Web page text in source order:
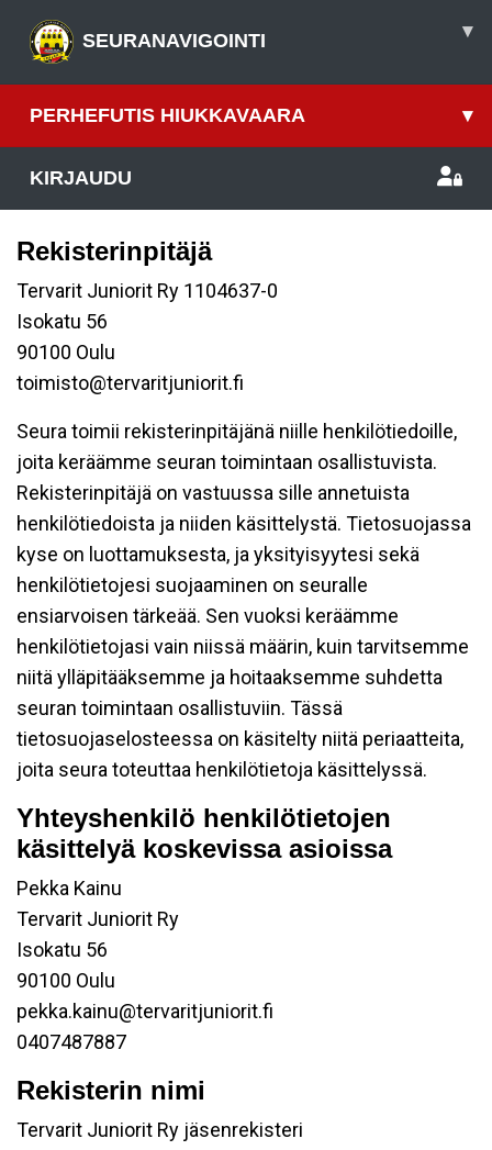
SEURANAVIGOINTI ▾
PERHEFUTIS HIUKKAVAARA ▾
KIRJAUDU
Rekisterinpitäjä
Tervarit Juniorit Ry 1104637-0
Isokatu 56
90100 Oulu
toimisto@tervaritjuniorit.fi
Seura toimii rekisterinpitäjänä niille henkilötiedoille,
joita keräämme seuran toimintaan osallistuvista.
Rekisterinpitäjä on vastuussa sille annetuista
henkilötiedoista ja niiden käsittelystä. Tietosuojassa
kyse on luottamuksesta, ja yksityisyytesi sekä
henkilötietojesi suojaaminen on seuralle
ensiarvoisen tärkeää. Sen vuoksi keräämme
henkilötietojasi vain niissä määrin, kuin tarvitsemme
niitä ylläpitääksemme ja hoitaaksemme suhdetta
seuran toimintaan osallistuviin. Tässä
tietosuojaselosteessa on käsitelty niitä periaatteita,
joita seura toteuttaa henkilötietoja käsittelyssä.
Yhteyshenkilö henkilötietojen
käsittelyä koskevissa asioissa
Pekka Kainu
Tervarit Juniorit Ry
Isokatu 56
90100 Oulu
pekka.kainu@tervaritjuniorit.fi
0407487887
Rekisterin nimi
Tervarit Juniorit Ry jäsenrekisteri